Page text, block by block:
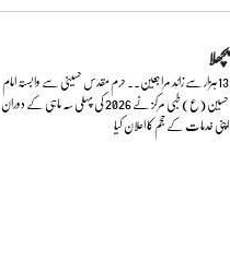
پچھلا
13 ہزار سے زائد مراجعین.. حرم مقدس حسینی سے وابستہ امام
حسین (ع) طبی مرکز نے 2026 کی پہلی سہ ماہی کے دوران
اپنی خدمات کے حجم کا اعلان کیا